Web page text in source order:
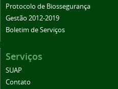
Protocolo de Biossegurança
Gestão 2012-2019
Boletim de Serviços
Serviços
SUAP
Contato